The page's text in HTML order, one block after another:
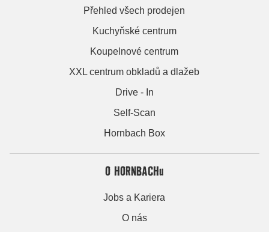
Přehled všech prodejen
Kuchyňské centrum
Koupelnové centrum
XXL centrum obkladů a dlažeb
Drive - In
Self-Scan
Hornbach Box
O HORNBACHu
Jobs a Kariera
O nás